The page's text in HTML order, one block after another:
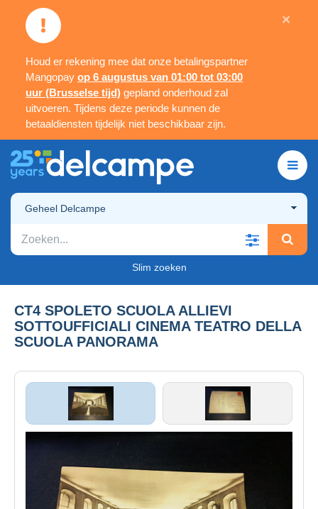
Houd er rekening mee dat onze betalingspartner
Mangopay op 6 augustus van 01:00 tot 03:00
uur (Brusselse tijd) gepland onderhoud zal
uitvoeren. Tijdens deze periode kunnen de
betaaldiensten tijdelijk niet beschikbaar zijn.
×
Geheel Delcampe
Slim zoeken
CT4 SPOLETO SCUOLA ALLIEVI
SOTTOUFFICIALI CINEMA TEATRO DELLA
SCUOLA PANORAMA